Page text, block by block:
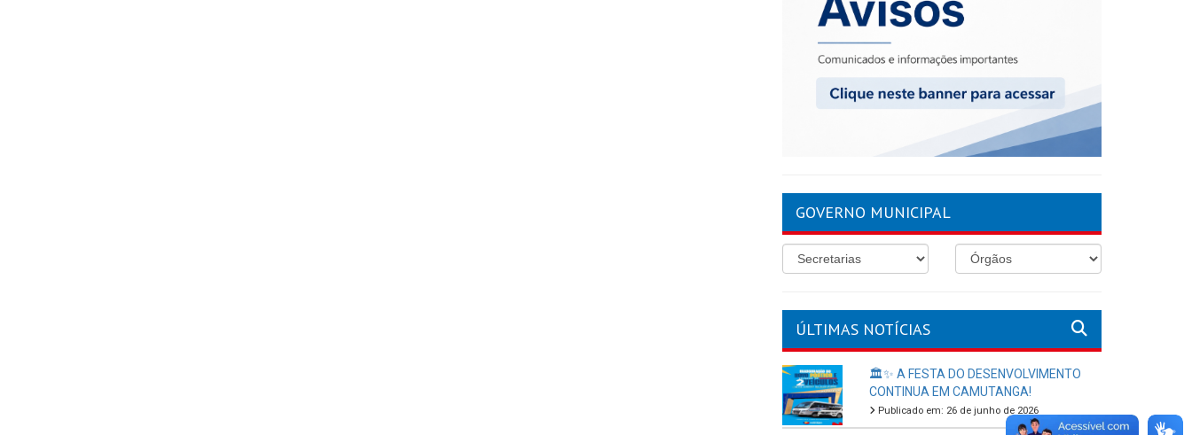
GOVERNO MUNICIPAL
ÚLTIMAS NOTÍCIAS
🏛️✨ A FESTA DO DESENVOLVIMENTO
CONTINUA EM CAMUTANGA!
Publicado em: 26 de junho de 2026